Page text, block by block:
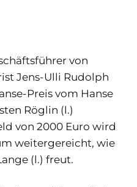
von
Jens-Ulli Rudolph
Preis vom Hanse
Röglin (l.)
von 2000 Euro wird
weitergereicht, wie
(l.) freut.